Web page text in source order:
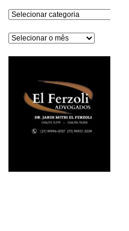
Categorias
Arquivos